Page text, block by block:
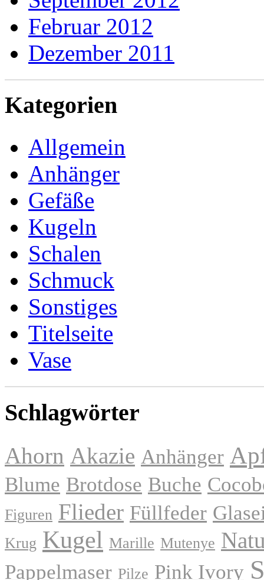
Februar 2012
Dezember 2011
Kategorien
Allgemein
Anhänger
Gefäße
Kugeln
Schalen
Schmuck
Sonstiges
Titelseite
Vase
Schlagwörter
Ahorn Akazie Anhänger
Blume Brotdose Buche
Figuren Flieder Füllfeder
Krug Kugel Marille Mutenye
Pappelmaser Pilze Pink Ivory